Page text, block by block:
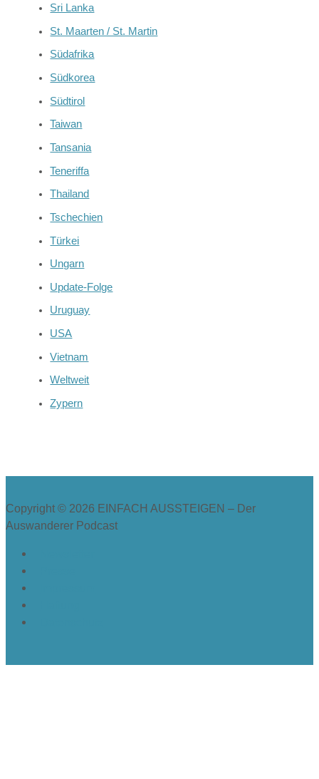
Sri Lanka
St. Maarten / St. Martin
Südafrika
Südkorea
Südtirol
Taiwan
Tansania
Teneriffa
Thailand
Tschechien
Türkei
Ungarn
Update-Folge
Uruguay
USA
Vietnam
Weltweit
Zypern
Copyright © 2026 EINFACH AUSSTEIGEN – Der
Auswanderer Podcast